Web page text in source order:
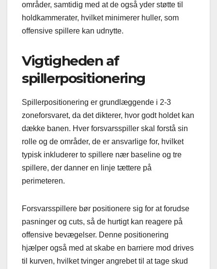
områder, samtidig med at de også yder støtte til
holdkammerater, hvilket minimerer huller, som
offensive spillere kan udnytte.
Vigtigheden af
spillerpositionering
Spillerpositionering er grundlæggende i 2-3
zoneforsvaret, da det dikterer, hvor godt holdet kan
dække banen. Hver forsvarsspiller skal forstå sin
rolle og de områder, de er ansvarlige for, hvilket
typisk inkluderer to spillere nær baseline og tre
spillere, der danner en linje tættere på
perimeteren.
Forsvarsspillere bør positionere sig for at forudse
pasninger og cuts, så de hurtigt kan reagere på
offensive bevægelser. Denne positionering
hjælper også med at skabe en barriere mod drives
til kurven, hvilket tvinger angrebet til at tage skud